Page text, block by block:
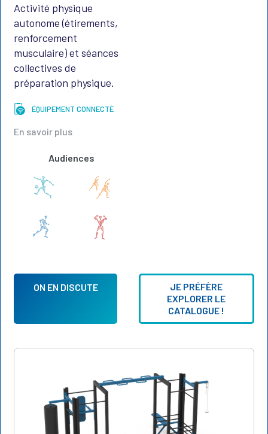
Activité physique
autonome (étirements,
renforcement
musculaire) et séances
collectives de
préparation physique.
ÉQUIPEMENT CONNECTÉ
En savoir plus
Audiences
ON EN DISCUTE
JE PRÉFÈRE
EXPLORER LE
CATALOGUE !